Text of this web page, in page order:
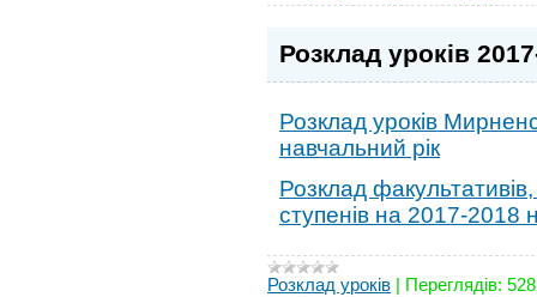
Розклад уроків
Розклад уроків
навчальний рік
Розклад
ступенів на 2017-2018
Розклад уроків | Переглядів: 528